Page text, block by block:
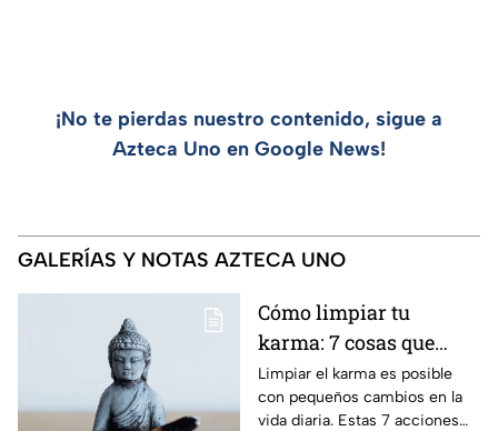
¡No te pierdas nuestro contenido, sigue a
Azteca Uno en Google News!
GALERÍAS Y NOTAS AZTECA UNO
Cómo limpiar tu
karma: 7 cosas que
debes hacer desde
ahora
Limpiar el karma es posible
con pequeños cambios en la
vida diaria. Estas 7 acciones